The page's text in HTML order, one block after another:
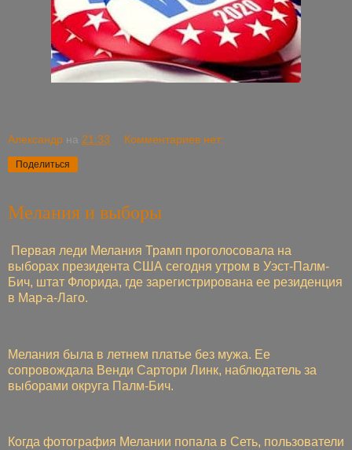
Александр на 21:33 Комментариев нет:
Поделиться
Мелания и выборы
Первая леди Мелания Трамп проголосовала на
выборах президента США сегодня утром в Уэст-Палм-
Бич, штат Флорида, где зарегистрирована ее резиденция
в Мар-а-Лаго.
Мелания была в летнем платье без мужа. Ее
сопровождала Венди Сартори Линк, наблюдатель за
выборами округа Палм-Бич.
Когда фотография Мелании попала в Сеть, пользователи